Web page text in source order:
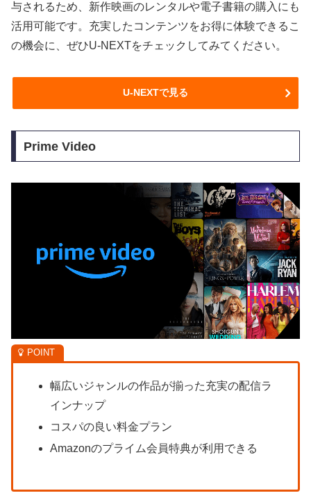
与されるため、新作映画のレンタルや電子書籍の購入にも
活用可能です。充実したコンテンツをお得に体験できるこ
の機会に、ぜひU-NEXTをチェックしてみてください。
U-NEXTで見る
Prime Video
幅広いジャンルの作品が揃った充実の配信ラ
インナップ
コスパの良い料金プラン
Amazonのプライム会員特典が利用できる